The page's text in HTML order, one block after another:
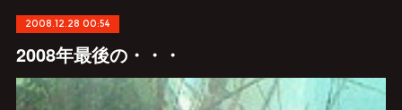
2008.12.28 00:54
2008年最後の・・・